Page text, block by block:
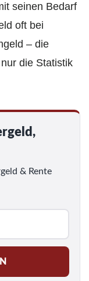
seinen Bedarf
oft bei
– die
die Statistik
& Rente